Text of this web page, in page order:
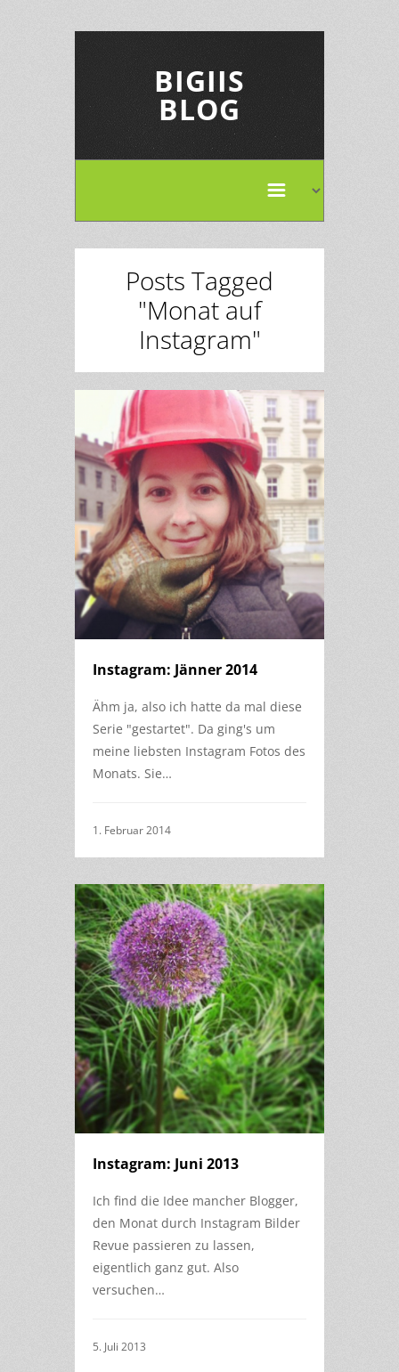
BIGIIS
BLOG
Posts Tagged
"Monat auf
Instagram"
Instagram: Jänner 2014
Ähm ja, also ich hatte da mal diese
Serie "gestartet". Da ging's um
meine liebsten Instagram Fotos des
Monats. Sie…
1. Februar 2014
Instagram: Juni 2013
Ich find die Idee mancher Blogger,
den Monat durch Instagram Bilder
Revue passieren zu lassen,
eigentlich ganz gut. Also
versuchen…
5. Juli 2013